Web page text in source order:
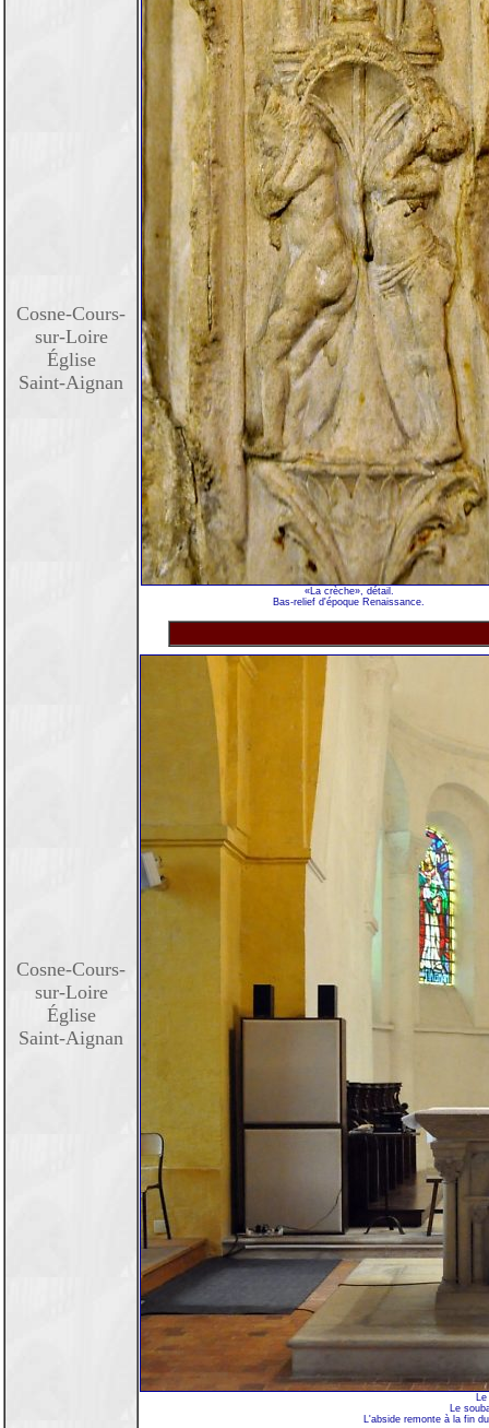
Cosne-Cours-
sur-Loire
Église
Saint-Aignan
Cosne-Cours-
sur-Loire
Église
Saint-Aignan
«La crèche», détail.
Bas-relief d'époque Renaissance.
Le
L'abside remonte à la fin